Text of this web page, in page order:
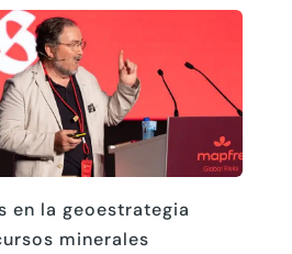
en la geoestrategia
minerales